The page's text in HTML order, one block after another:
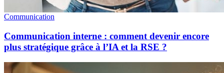
Communication
Communication interne : comment devenir encore
plus stratégique grâce à l’IA et la RSE ?